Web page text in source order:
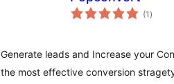
(1 )
Generate leads and Increase your
the most effective conversion